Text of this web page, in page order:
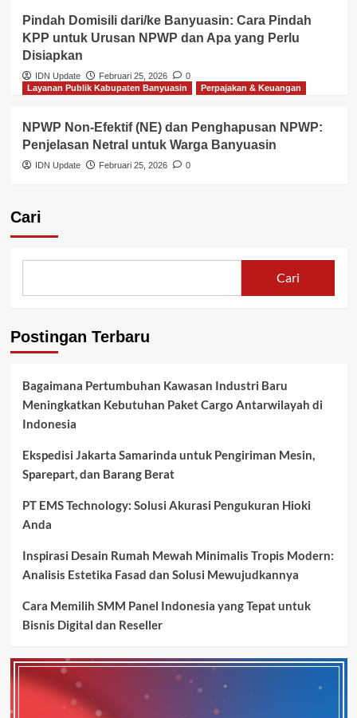
Pindah Domisili dari/ke Banyuasin: Cara Pindah
KPP untuk Urusan NPWP dan Apa yang Perlu
Disiapkan
IDN Update Februari 25, 2026
0
Layanan Publik Kabupaten Banyuasin
Perpajakan & Keuangan
NPWP Non-Efektif (NE) dan Penghapusan NPWP:
Penjelasan Netral untuk Warga Banyuasin
IDN Update Februari 25, 2026 0
Cari
Cari
Postingan Terbaru
Bagaimana Pertumbuhan Kawasan Industri Baru
Meningkatkan Kebutuhan Paket Cargo Antarwilayah di
Indonesia
Ekspedisi Jakarta Samarinda untuk Pengiriman Mesin,
Sparepart, dan Barang Berat
PT EMS Technology: Solusi Akurasi Pengukuran Hioki
Anda
Inspirasi Desain Rumah Mewah Minimalis Tropis Modern:
Analisis Estetika Fasad dan Solusi Mewujudkannya
Cara Memilih SMM Panel Indonesia yang Tepat untuk
Bisnis Digital dan Reseller